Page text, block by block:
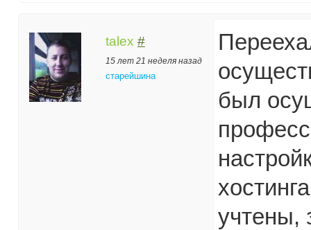
talex #
15 лет 21 неделя назад
старейшина
был
учтены,